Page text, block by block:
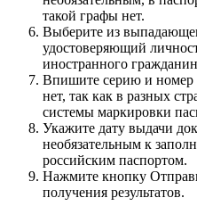
такой графы нет.
Выберите из
удостоверяющий
иностранного
Впишите серию и номер
нет, так как в разных
системы маркировки
Укажите дату выдачи
необязательным к
российским паспортом.
Нажмите кнопку
получения результатов.